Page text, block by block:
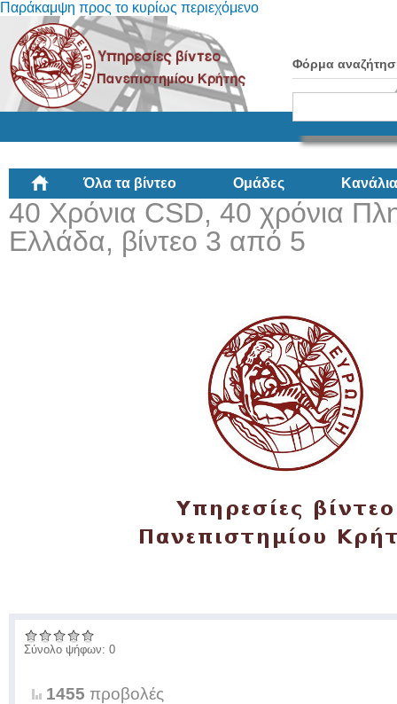
Παράκαμψη προς το κυρίως περιεχόμενο
Φόρμα
Όλα τα βίντεο Ομάδες Κανάλια
40 Χρόνια CSD, 40 χρόνια
Ελλάδα, βίντεο 3 από 5
Σύνολο ψήφων: 0
1455 προβολές